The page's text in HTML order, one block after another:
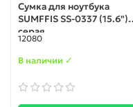
Сумка для ноутбука
SUMFFIS SS-0337 (15.6")
серая
12080
В наличии ✓